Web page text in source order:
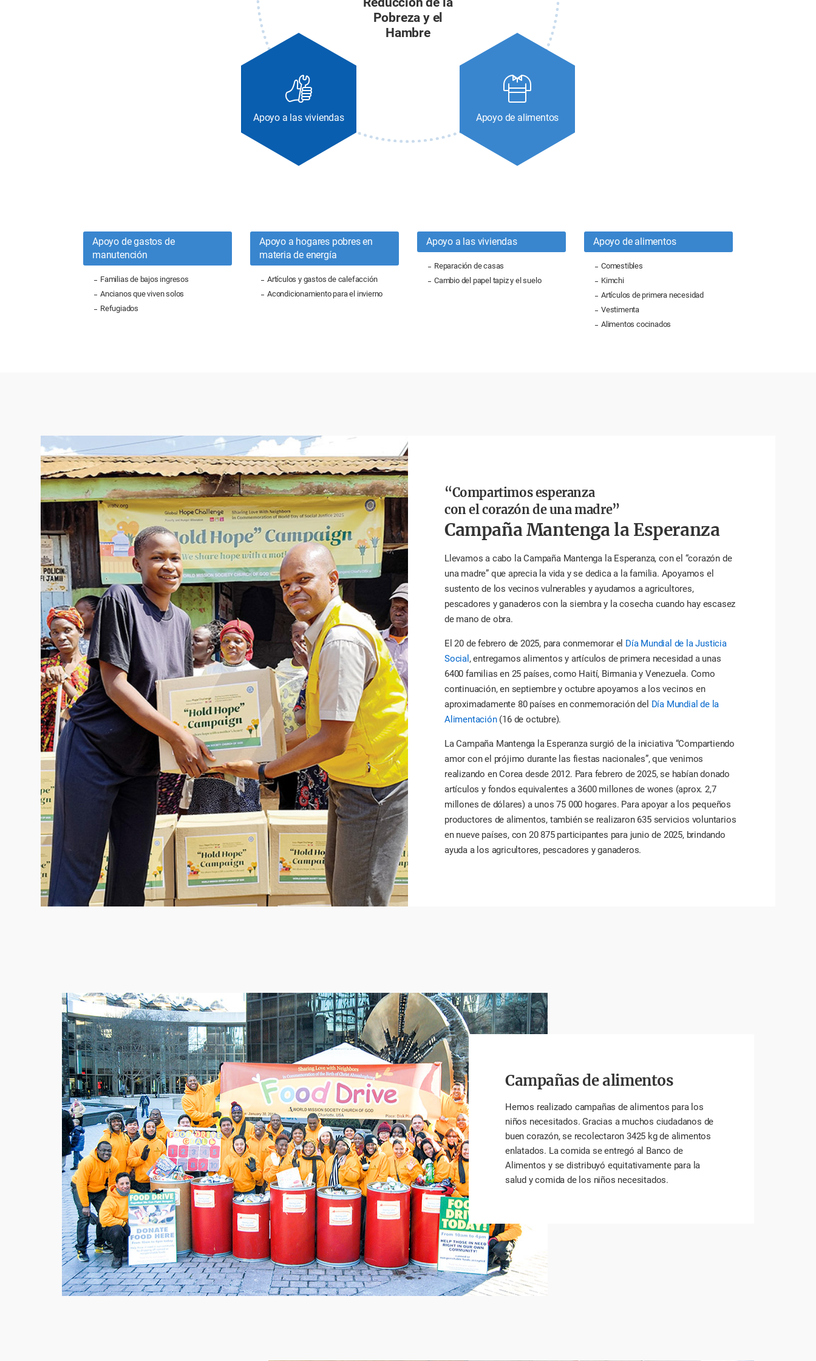
Pobreza y el
Hambre
Apoyo a las viviendas Apoyo de alimentos
Apoyo de gastos de
manutención
Familias de bajos ingresos
Ancianos que viven solos
Refugiados
Apoyo a hogares pobres en
materia de energía
Artículos y gastos de calefacción
Acondicionamiento para el invierno
Apoyo a las viviendas
Reparación de casas
Cambio del papel tapiz y el suelo
Apoyo de alimentos
Comestibles
Kimchi
Artículos de primera necesidad
Vestimenta
Alimentos cocinados
“Compartimos esperanza
con el corazón de una madre”
Campaña Mantenga la Esperanza
Llevamos a cabo la Campaña Mantenga la Esperanza, con el “corazón de
una madre” que aprecia la vida y se dedica a la familia. Apoyamos el
sustento de los vecinos vulnerables y ayudamos a agricultores,
pescadores y ganaderos con la siembra y la cosecha cuando hay escasez
de mano de obra.
El 20 de febrero de 2025, para conmemorar el Día Mundial de la Justicia
Social , entregamos alimentos y artículos de primera necesidad a unas
6400 familias en 25 países, como Haití, Birmania y Venezuela. Como
continuación, en septiembre y octubre apoyamos a los vecinos en
aproximadamente 80 países en conmemoración del Día Mundial de la
Alimentación(16 de octubre).
La Campaña Mantenga la Esperanza surgió de la iniciativa “Compartiendo
amor con el prójimo durante las fiestas nacionales”, que venimos
realizando en Corea desde 2012. Para febrero de 2025, se habían donado
artículos y fondos equivalentes a 3600 millones de wones (aprox. 2,7
millones de dólares) a unos 75 000 hogares. Para apoyar a los pequeños
productores de alimentos, también se realizaron 635 servicios voluntarios
en nueve países, con 20 875 participantes para junio de 2025, brindando
ayuda a los agricultores, pescadores y ganaderos.
Campañas de alimentos
Hemos realizado campañas de alimentos para los
niños necesitados. Gracias a muchos ciudadanos de
buen corazón, se recolectaron 3425 kg de alimentos
enlatados. La comida se entregó al Banco de
Alimentos y se distribuyó equitativamente para la
salud y comida de los niños necesitados.